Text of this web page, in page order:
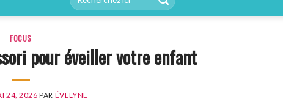
FOCUS
pour éveiller votre enfant
24, 2026 PAR ÉVELYNE